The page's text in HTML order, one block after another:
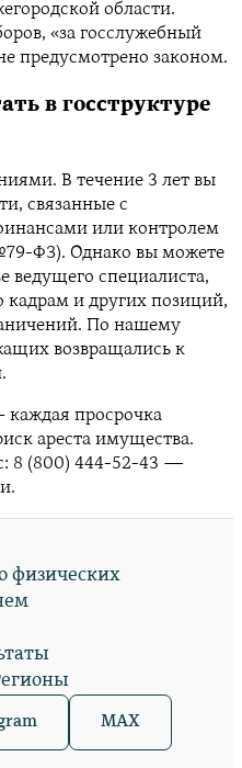
области.
«за госслужебный
предусмотрено законом.
в госструктуре
В течение 3 лет вы
связанные с
или контролем
ФЗ). Однако вы можете
ведущего специалиста,
кадрам и других позиций,
По нашему
возвращались к
просрочка
ареста имущества.
8 (800) 444-52-43 —
физических
MAX